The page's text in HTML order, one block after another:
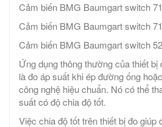
Cảm biến BMG Baumgart switch
Cảm biến BMG Baumgart switch
Cảm biến BMG Baumgart switch
Ứng dụng thông thường của thiết
là đo áp suất khi ép đường ống
công nghệ hiệu chuẩn. Nó có thể
suất có độ chia độ tốt.
Việc chia độ tốt trên thiết bị đo giúp